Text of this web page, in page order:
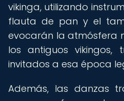
vikinga, utilizando
flauta de pan y el
evocarán la atmósfera
los antiguos vikingos,
invitados a esa época
Además, las danzas